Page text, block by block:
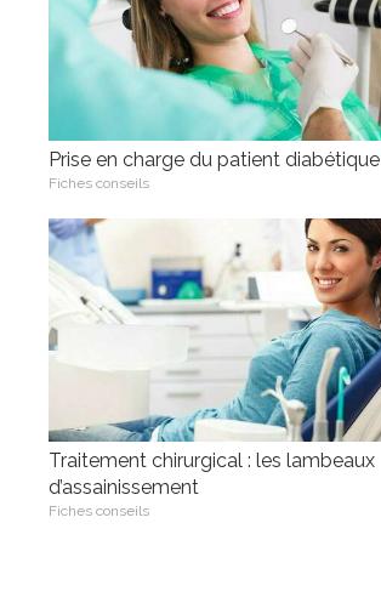
Prise en charge du patient diabétique
Fiches conseils
Traitement chirurgical : les lambeaux
d’assainissement
Fiches conseils